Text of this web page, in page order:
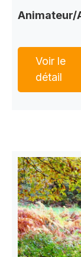
Animateur/
Voir le
détail